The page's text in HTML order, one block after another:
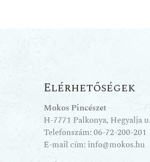
Elérhetőségek
Mokos Pincészet
H-7771 Palkonya, Hegyalja
Telefonszám:06-72-200-201
E-mail cím: info@mokos.hu